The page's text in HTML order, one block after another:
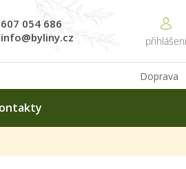
607 054 686
info@byliny.cz
Doprava